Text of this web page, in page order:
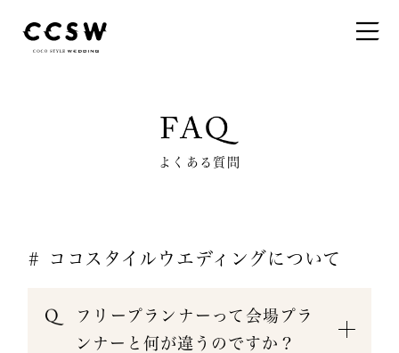
よくある質問
# ココスタイルウエディングについて
フリープランナーって会場プラ
ンナーと何が違うのですか？